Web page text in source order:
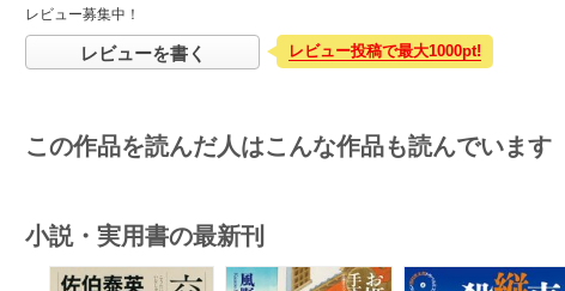
レビュー募集中！
レビューを書く レビュー投稿で最大1000pt!
この作品を読んだ人はこんな作品も読んでいます
小説・実用書の最新刊